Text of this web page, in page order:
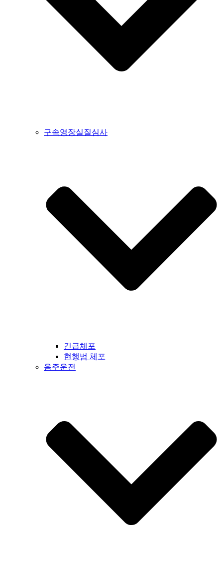
구속영장실질심사
긴급체포
현행범 체포
음주운전